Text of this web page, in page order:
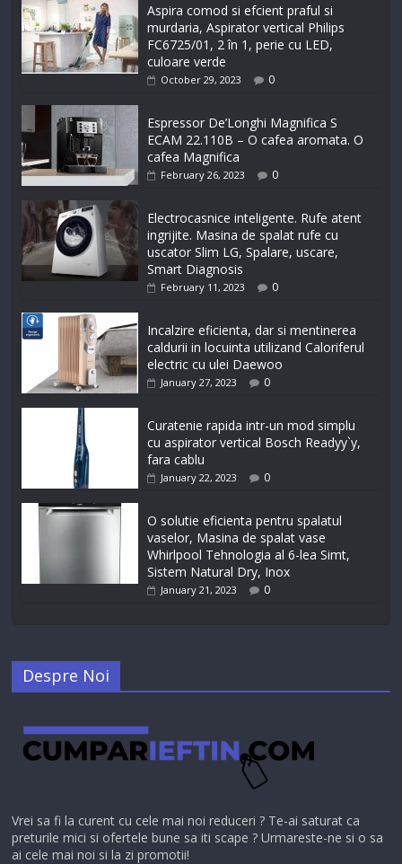
Aspira comod si efcient praful si
murdaria, Aspirator vertical Philips
FC6725/01, 2 în 1, perie cu LED,
culoare verde
October 29, 2023 0
Espressor De’Longhi Magnifica S
ECAM 22.110B – O cafea aromata. O
cafea Magnifica
February 26, 2023 0
Electrocasnice inteligente. Rufe atent
ingrijite. Masina de spalat rufe cu
uscator Slim LG, Spalare, uscare,
Smart Diagnosis
February 11, 2023 0
Incalzire eficienta, dar si mentinerea
caldurii in locuinta utilizand Caloriferul
electric cu ulei Daewoo
January 27, 2023 0
Curatenie rapida intr-un mod simplu
cu aspirator vertical Bosch Readyy`y,
fara cablu
January 22, 2023 0
O solutie eficienta pentru spalatul
vaselor, Masina de spalat vase
Whirlpool Tehnologia al 6-lea Simt,
Sistem Natural Dry, Inox
January 21, 2023 0
Despre Noi
Vrei sa fi la curent cu cele mai noi reduceri ? Te-ai saturat ca
preturile mici si ofertele bune sa iti scape ? Urmareste-ne si o sa
ai cele mai noi si la zi promotii!